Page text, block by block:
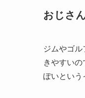
おじさ
ジムやゴ
きやすい
ぽいという